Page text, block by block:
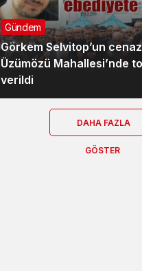
Gündem
Görkem Selvitop’un
Üzümözü Mahallesi’nde
verildi
DAHA FAZLA
GÖSTER